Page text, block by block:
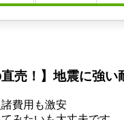
売！】地震に強
費用も激安